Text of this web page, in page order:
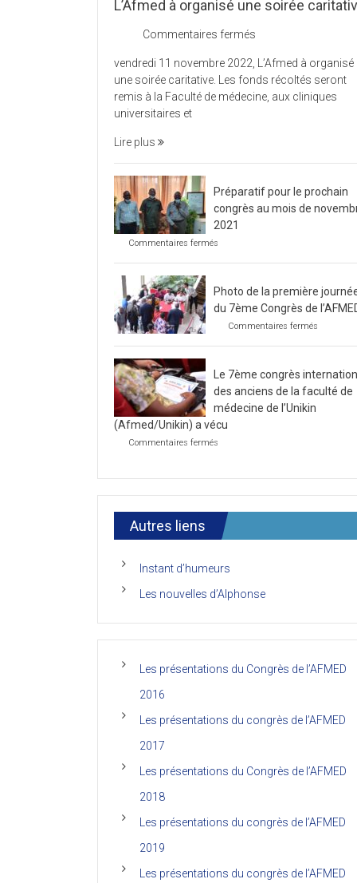
L’Afmed à organisé une soirée
Commentaires fermés
à
organisé
une
vendredi 11 novembre 2022, L’Afmed à organisé
une soirée caritative. Les fonds récoltés seront
remis à la Faculté de médecine, aux cliniques
universitaires et
Lire plus
Préparatif pour le prochain
congrès au mois de
2021
Commentaires fermés
prochain
congrès
mois
de
2021
Photo de la première
du 7ème Congrès de
Commentaires fermés
première
journée
Le 7ème congrès
des anciens de la faculté de
médecine de l’Unikin
(Afmed/Unikin) a vécu
Commentaires fermés
congrès
international
anciens
de
de
de
(Afmed/Unikin)
Autres liens
Instant d’humeurs
Les nouvelles d’Alphonse
Les présentations du Congrès de l’AFMED
2016
Les présentations du congrès de l’AFMED
2017
Les présentations du Congrès de l’AFMED
2018
Les présentations du congrès de l’AFMED
2019
Les présentations du congrès de l’AFMED